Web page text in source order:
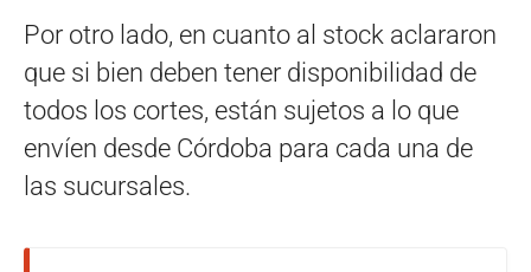
Por otro lado, en cuanto al stock aclararon
que si bien deben tener disponibilidad de
todos los cortes, están sujetos a lo que
envíen desde Córdoba para cada una de
las sucursales.